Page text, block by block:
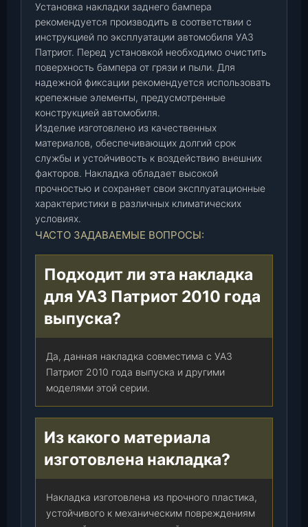
-
0
2
)
(
П
р
о
м
е
а
л
Установка накладки заднего бампера
рекомендуется производить в соответствии с
инструкцией по эксплуатации автомобиля УАЗ
Патриот. Перед установкой необходимо очистить
поверхность бампера от грязи и пыли. Для
надежной фиксации рекомендуется использовать
крепежные элементы, предусмотренные
конструкцией автомобиля.
Изделие изготовлено из качественных
материалов, обеспечивающих долгий срок
службы и устойчивость к воздействию внешних
факторов. Накладка обладает высокой
прочностью и сохраняет свои эксплуатационные
характеристики в различных климатических
условиях.
ЧАСТО ЗАДАВАЕМЫЕ ВОПРОСЫ:
Подходит ли эта накладка
для УАЗ Патриот 2010 года
выпуска?
Да, данная накладка совместима с УАЗ
Патриот 2010 года выпуска и другими
моделями этой серии.
Из какого материала
изготовлена накладка?
Накладка изготовлена из прочного пластика,
устойчивого к механическим повреждениям